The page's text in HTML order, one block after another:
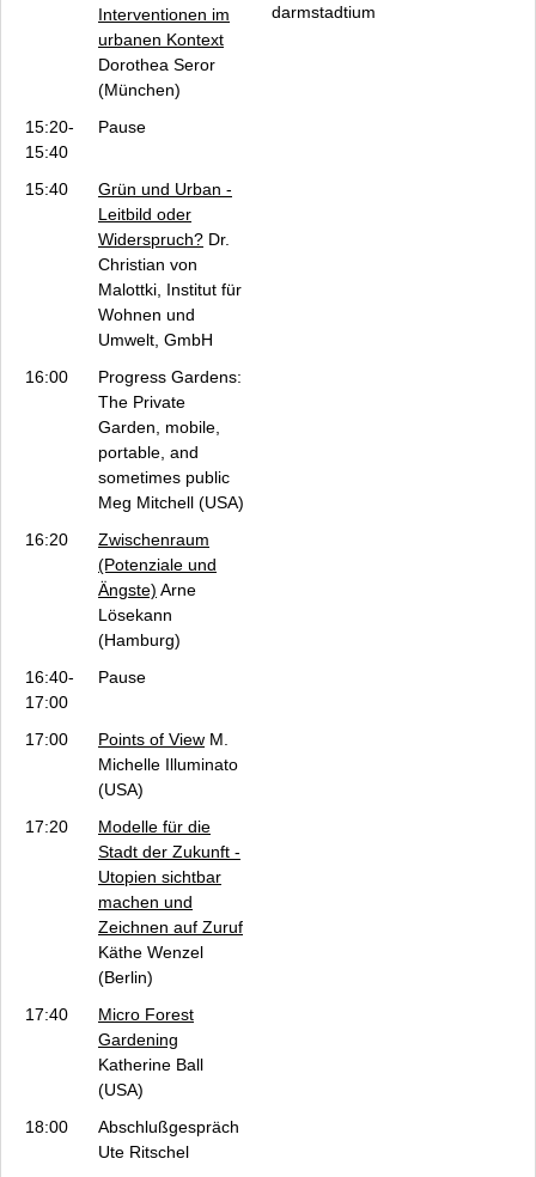
Interventionen im
urbanen Kontext
Dorothea Seror
(München)
15:20-
15:40
Pause
15:40
Grün und Urban -
Leitbild oder
Widerspruch? Dr.
Christian von
Malottki, Institut für
Wohnen und
Umwelt, GmbH
16:00
Progress Gardens:
The Private
Garden, mobile,
portable, and
sometimes public
Meg Mitchell (USA)
16:20
Zwischenraum
(Potenziale und
Ängste) Arne
Lösekann
(Hamburg)
16:40-
17:00
Pause
17:00 Points of View M.
Michelle Illuminato
(USA)
17:20
Modelle für die
Stadt der Zukunft -
Utopien sichtbar
machen und
Zeichnen auf Zuruf
Käthe Wenzel
(Berlin)
17:40
Micro Forest
Gardening
Katherine Ball
(USA)
18:00
Abschlußgespräch
Ute Ritschel
darmstadtium